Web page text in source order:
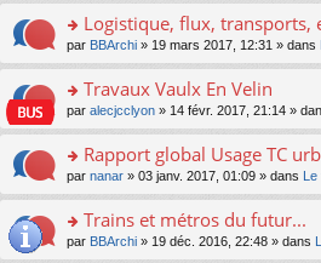
e
nt
ré
c
e
nt
le
pl
u
ré
c
e
nt
n
n
le
pl
u
ré
c
e
nt
a
g
e
n
n
le
pl
u
ré
c
le
m
e
a
g
e
n
n
le
pl
u
ult
er
le
m
e
a
g
e
n
n
o
n
ult
er
le
m
e
a
g
Logistique, flux, transports,
par BBArchi » 19 mars 2017, 12:31 » dans
o
n
ult
er
le
m
e
Travaux Vaulx En Velin
par alecjcclyon » 14 févr. 2017, 21:14 »
o
n
ult
er
Rapport global Usage TC
par nanar » 03 janv. 2017, 01:09 » dans
o
n
Trains et métros du futur...
par BBArchi » 19 déc. 2016, 22:48 » dans